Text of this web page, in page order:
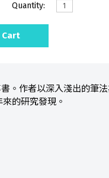
Quantity:
。作者以深入淺出的筆
的研究發現。